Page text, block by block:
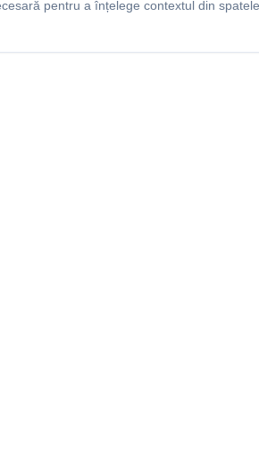
pentru a înțelege contextul din